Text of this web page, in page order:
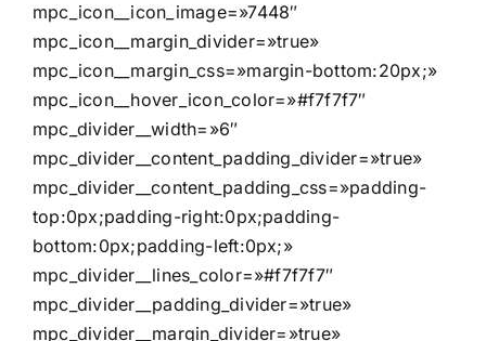
mpc_icon__icon_image=»7448″
mpc_icon__margin_divider=»true»
mpc_icon__margin_css=»margin-bottom:20px;»
mpc_icon__hover_icon_color=»#f7f7f7″
mpc_divider__width=»6″
mpc_divider__content_padding_divider=»true»
mpc_divider__content_padding_css=»padding-
top:0px;padding-right:0px;padding-
bottom:0px;padding-left:0px;»
mpc_divider__lines_color=»#f7f7f7″
mpc_divider__padding_divider=»true»
mpc_divider__margin_divider=»true»